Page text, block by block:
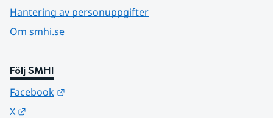
Hantering av personuppgifter
Om smhi.se
Följ SMHI
Facebook
X